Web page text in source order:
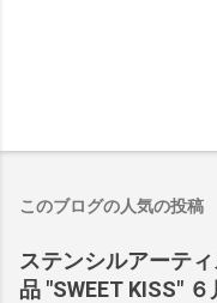
このブログの人気の投稿
ステンシルアーテ
品 "SWEET KISS"